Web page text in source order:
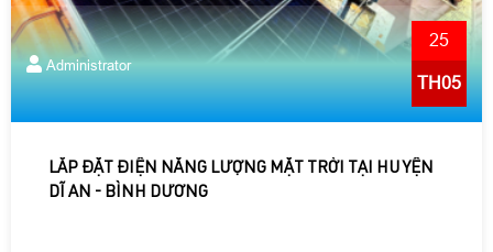
Administrator
25
TH05
LẮP ĐẶT ĐIỆN NĂNG LƯỢNG MẶT TRỜI TẠI HUYỆN
DĨ AN - BÌNH DƯƠNG